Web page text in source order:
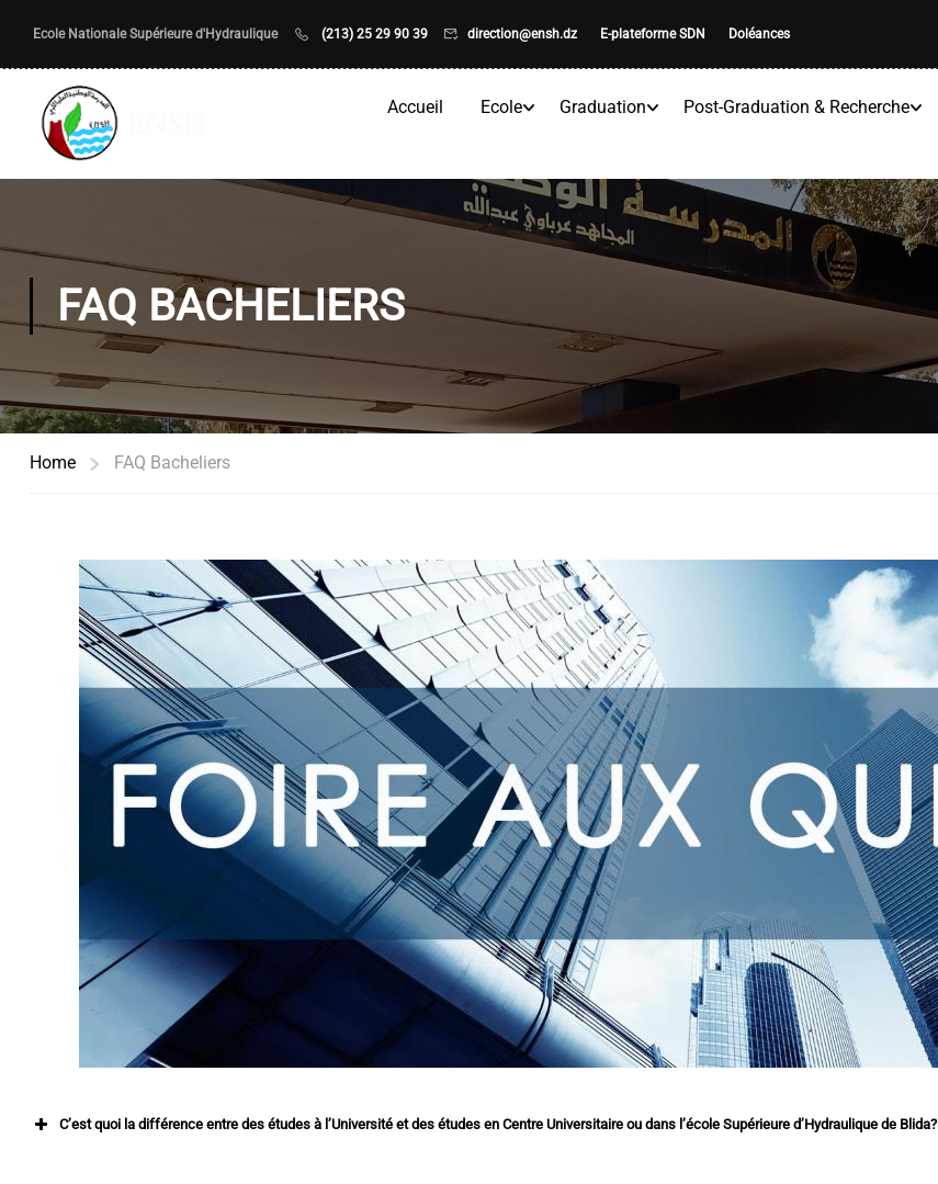
Ecole Nationale Supérieure d'Hydraulique (213) 25 29 90 39 direction@ensh.dz E-plateforme SDN Doléances
Accueil Ecole Graduation Post-Graduation & Recherche
FAQ BACHELIERS
Home FAQ Bacheliers
C’est quoi la différence entre des études à l’Université et des études en Centre Universitaire ou dans l’école Supérieure d’Hydraulique de Blida?